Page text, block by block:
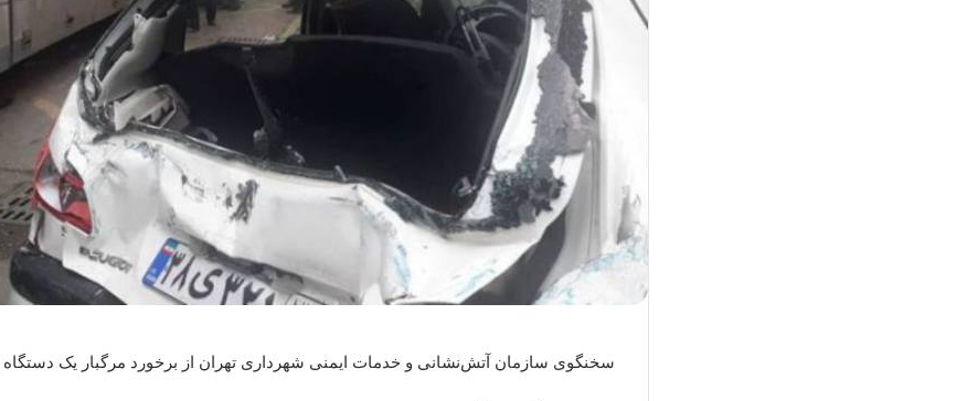
سخنگوی سازمان آتش‌نشانی و خدمات ایمنی شهرداری تهران از برخورد مرگبار یک